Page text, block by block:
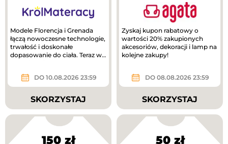
Modele Florencja i Grenada
łączą nowoczesne technologie,
trwałość i doskonałe
dopasowanie do ciała. Teraz w
DO 10.08.2026 23:59
SKORZYSTAJ
Zyskaj kupon rabatowy o
wartości 20% zakupionych
akcesoriów, dekoracji i lamp na
kolejne zakupy!
DO 08.08.2026 23:59
SKORZYSTAJ
150 zł 50 zł